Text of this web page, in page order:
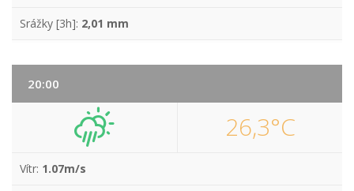
Srážky [3h]: 2,01 mm
20:00
26,3°C
Vítr: 1.07m/s